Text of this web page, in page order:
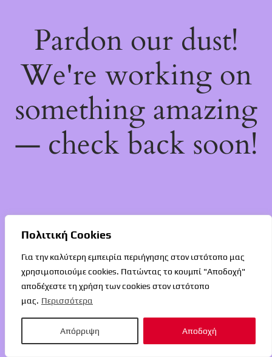
Πολιτική Cookies
Για την καλύτερη εμπειρία περιήγησης στον ιστότοπο μας
χρησιμοποιούμε cookies. Πατώντας το κουμπί "Αποδοχή"
αποδέχεστε τη χρήση των cookies στον ιστότοπο
μας. Περισσότερα
Απόρριψη Αποδοχή
Pardon our dust!
We're working on
something amazing
— check back soon!